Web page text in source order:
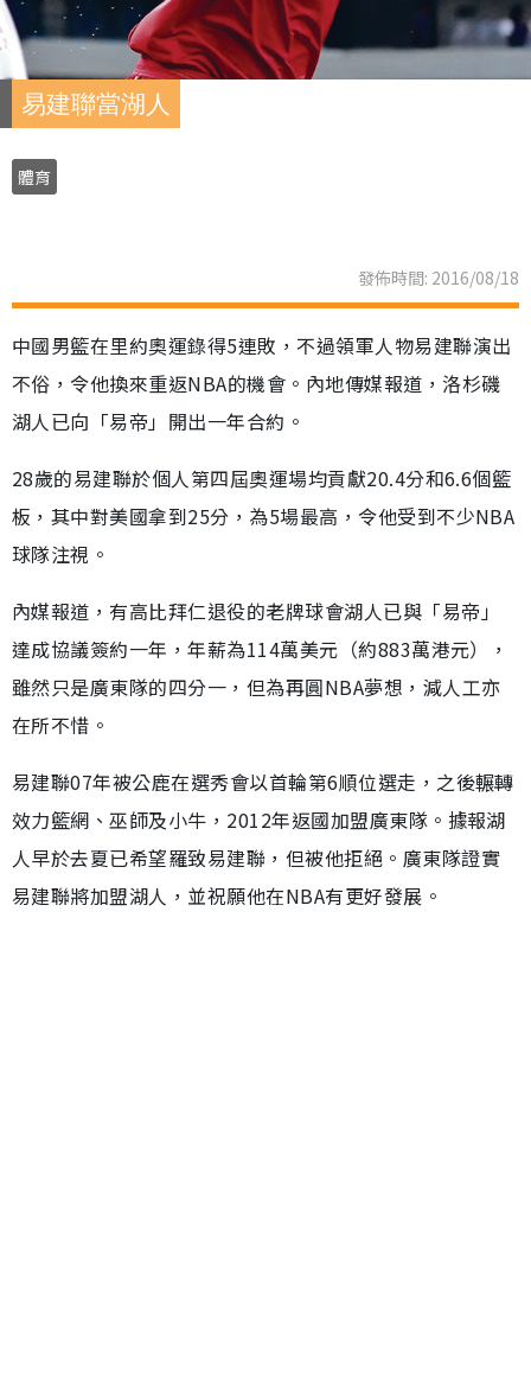
易建聯當湖人
體育
發佈時間: 2016/08/18
中國男籃在里約奧運錄得5連敗，不過領軍人物易建聯演出
不俗，令他換來重返NBA的機會。內地傳媒報道，洛杉磯
湖人已向「易帝」開出一年合約。
28歲的易建聯於個人第四屆奧運場均貢獻20.4分和6.6個籃
板，其中對美國拿到25分，為5場最高，令他受到不少NBA
球隊注視。
內媒報道，有高比拜仁退役的老牌球會湖人已與「易帝」
達成協議簽約一年，年薪為114萬美元（約883萬港元），
雖然只是廣東隊的四分一，但為再圓NBA夢想，減人工亦
在所不惜。
易建聯07年被公鹿在選秀會以首輪第6順位選走，之後輾轉
效力籃網、巫師及小牛，2012年返國加盟廣東隊。據報湖
人早於去夏已希望羅致易建聯，但被他拒絕。廣東隊證實
易建聯將加盟湖人，並祝願他在NBA有更好發展。